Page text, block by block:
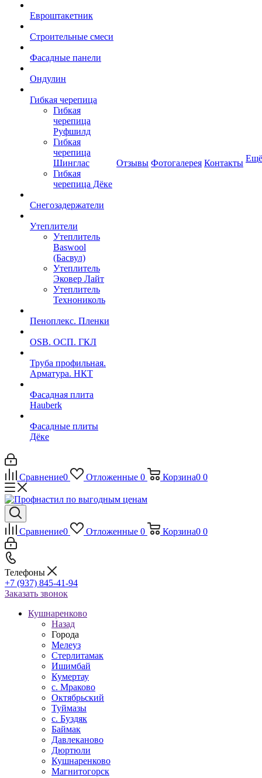
Евроштакетник
Строительные смеси
Фасадные панели
Ондулин
Гибкая черепица
Гибкая
черепица
Руфшилд
Гибкая
черепица
Шинглас
Гибкая
черепица Дёке
Снегозадержатели
Утеплители
Утеплитель
Baswool
(Басвул)
Утеплитель
Эковер Лайт
Утеплитель
Технониколь
Пеноплекс. Пленки
OSB. ОСП. ГКЛ
Труба профильная.
Арматура. НКТ
Фасадная плита
Hauberk
Фасадные плиты
Дёке
Отзывы Фотогалерея Контакты Ещё
Сравнение0 Отложенные 0 Корзина0 0
Сравнение0 Отложенные 0 Корзина0 0
Телефоны
+7 (937) 845-41-94
Заказать звонок
Кушнаренково
Назад
Города
Мелеуз
Стерлитамак
Ишимбай
Кумертау
c. Мраково
Октябрьский
Туймазы
c. Буздяк
Баймак
Давлеканово
Дюртюли
Кушнаренково
Магнитогорск